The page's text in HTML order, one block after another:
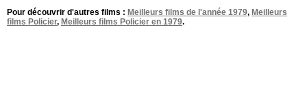
Pour découvrir d'autres films : Meilleurs films de l'année 1979, Meilleurs
films Policier, Meilleurs films Policier en 1979.